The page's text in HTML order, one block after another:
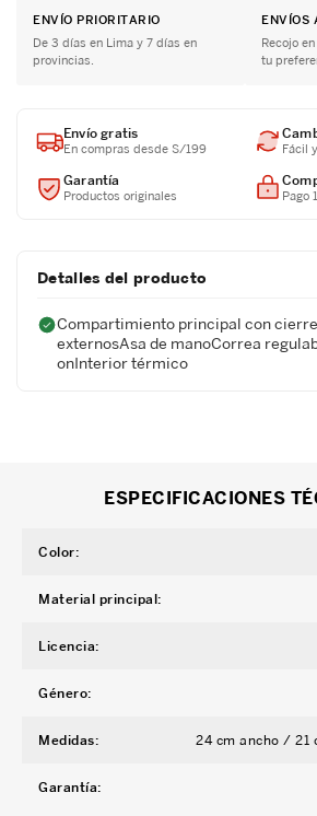
ENVÍO PRIORITARIO
De 3 días en Lima y 7 días en
provincias.
ENVÍOS
Recojo
tu
Envío gratis
En compras desde S/199 Fácil
Garantía
Productos originales Pago
Detalles del producto
Compartimiento principal con
externosAsa de manoCorrea
onInterior térmico
ESPECIFICACIONES
Color:
Material principal:
Licencia:
Género:
Medidas: 24 cm ancho / 21
Garantía: